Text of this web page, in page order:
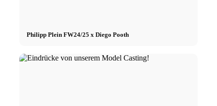
Philipp Plein FW24/25 x Diego Pooth